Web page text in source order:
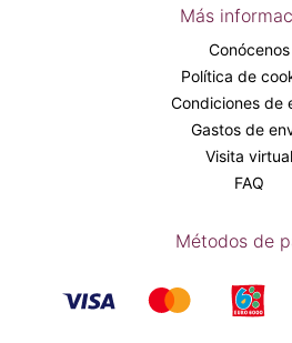
Más
Conócenos
Política de
Condiciones de
Gastos de
Visita virtual
FAQ
Métodos de